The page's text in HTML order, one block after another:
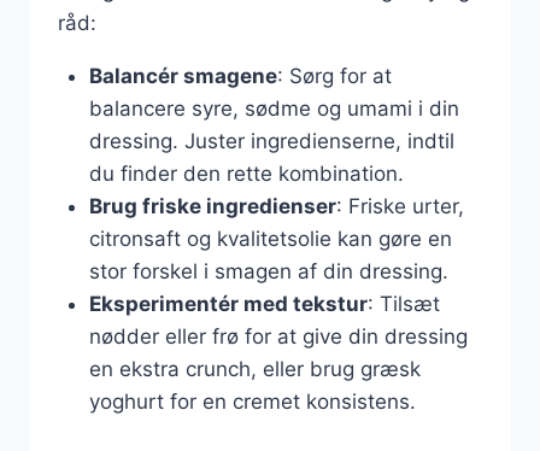
råd:
Balancér smagene: Sørg for at
balancere syre, sødme og umami i din
dressing. Juster ingredienserne, indtil
du finder den rette kombination.
Brug friske ingredienser: Friske urter,
citronsaft og kvalitetsolie kan gøre en
stor forskel i smagen af din dressing.
Eksperimentér med tekstur: Tilsæt
nødder eller frø for at give din dressing
en ekstra crunch, eller brug græsk
yoghurt for en cremet konsistens.